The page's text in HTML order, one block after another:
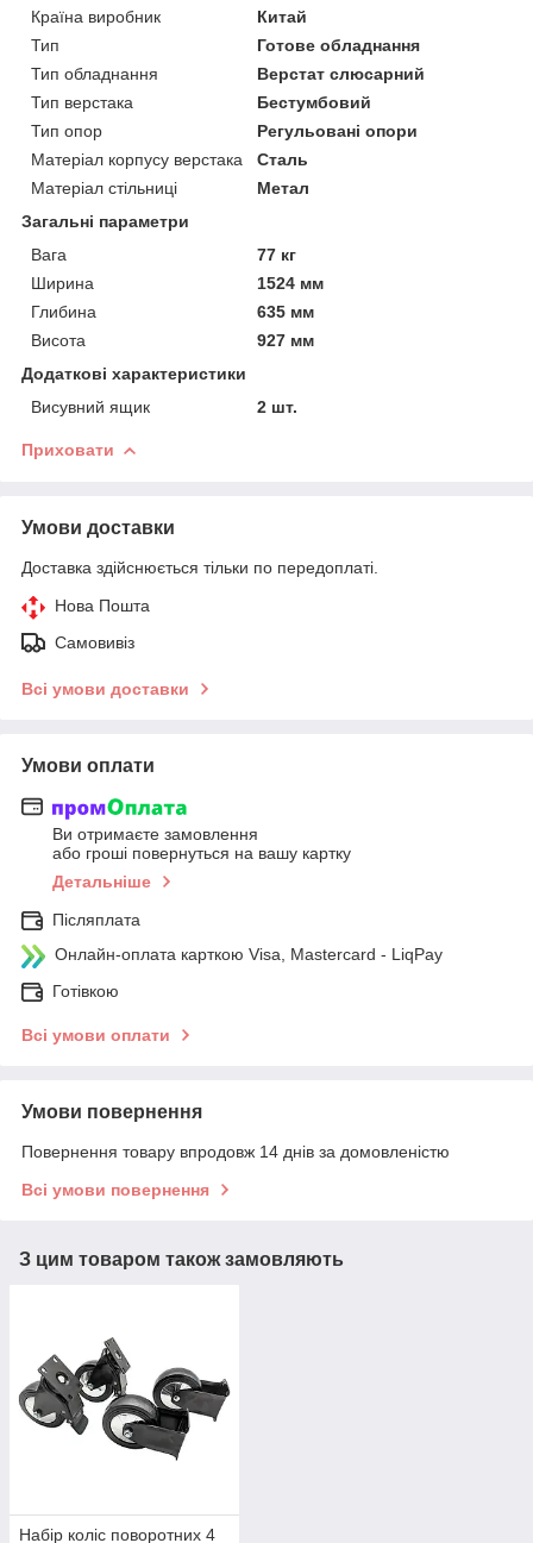
Країна виробник
Китай
Тип
Готове обладнання
Тип обладнання
Верстат слюсарний
Тип верстака
Бестумбовий
Тип опор
Регульовані опори
Матеріал корпусу верстака
Сталь
Матеріал стільниці
Метал
Загальні параметри
Вага
77 кг
Ширина
1524 мм
Глибина
635 мм
Висота
927 мм
Додаткові характеристики
Висувний ящик
2 шт.
Приховати
Умови доставки
Доставка здійснюється тільки по передоплаті.
Нова Пошта
Самовивіз
Всі умови доставки
Умови оплати
Ви отримаєте замовлення
або гроші повернуться на вашу картку
Детальніше
Післяплата
Онлайн-оплата карткою Visa, Mastercard - LiqPay
Готівкою
Всі умови оплати
Умови повернення
Повернення товару впродовж 14 днів за домовленістю
Всі умови повернення
З цим товаром також замовляють
Набір коліс поворотних 4